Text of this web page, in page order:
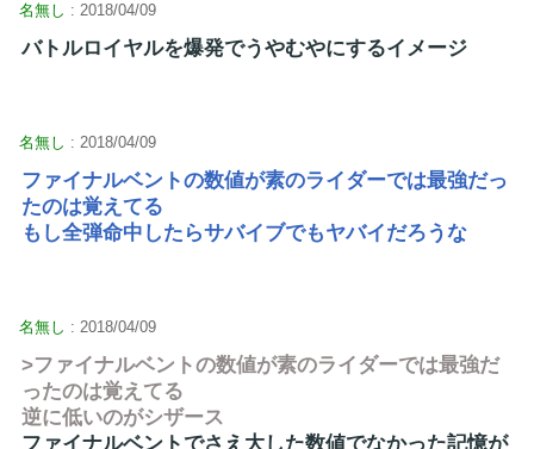
名無し : 2018/04/09
バトルロイヤルを爆発でうやむやにするイメージ
名無し : 2018/04/09
ファイナルベントの数値が素のライダーでは最強だっ
たのは覚えてる
もし全弾命中したらサバイブでもヤバイだろうな
名無し : 2018/04/09
>ファイナルベントの数値が素のライダーでは最強だ
ったのは覚えてる
逆に低いのがシザース
ファイナルベントでさえ大した数値でなかった記憶が